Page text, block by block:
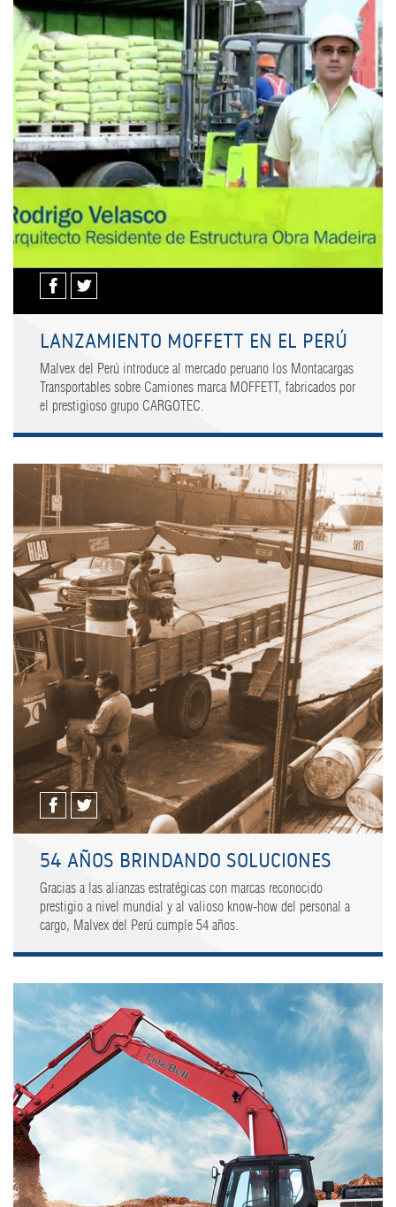
LANZAMIENTO MOFFETT EN EL PERÚ
Malvex del Perú introduce al mercado peruano los Montacargas
Transportables sobre Camiones marca MOFFETT, fabricados por
el prestigioso grupo CARGOTEC.
54 AÑOS BRINDANDO SOLUCIONES
Gracias a las alianzas estratégicas con marcas reconocido
prestigio a nivel mundial y al valioso know-how del personal a
cargo, Malvex del Perú cumple 54 años.